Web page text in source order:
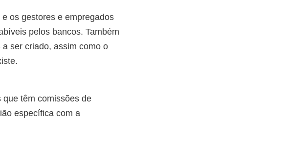
os gestores e empregados
pelos bancos. Também
ser criado, assim como o
têm comissões de
específica com a